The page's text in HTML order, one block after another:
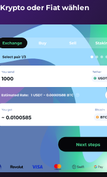
Krypto oder Fiat wählen